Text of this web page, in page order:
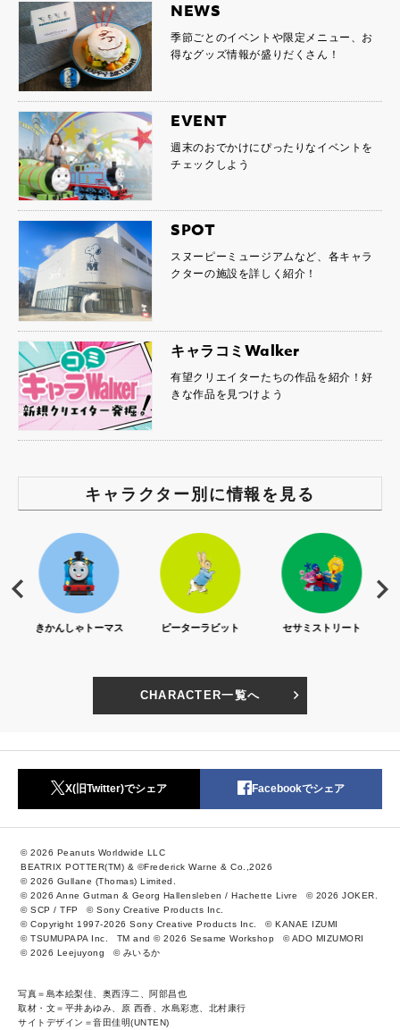
NEWS
季節ごとのイベントや限定メニュー、お
得なグッズ情報が盛りだくさん！
EVENT
週末のおでかけにぴったりなイベントを
チェックしよう
SPOT
スヌーピーミュージアムなど、各キャラ
クターの施設を詳しく紹介！
キャラコミWalker
有望クリエイターたちの作品を紹介！好
きな作品を見つけよう
キャラクター別に情報を見る
きかんしゃトーマス ピーターラビット セサミストリート
CHARACTER一覧へ
X(旧Twitter)でシェア Facebookでシェア
© 2026 Peanuts Worldwide LLC
BEATRIX POTTER(TM) & ©Frederick Warne & Co.,2026
© 2026 Gullane (Thomas) Limited.
© 2026 Anne Gutman & Georg Hallensleben / Hachette Livre
© 2026 JOKER.
© SCP / TFP
© Sony Creative Products Inc.
© Copyright 1997-2026 Sony Creative Products Inc.
© KANAE IZUMI
© TSUMUPAPA Inc.
TM and © 2026 Sesame Workshop
© ADO MIZUMORI
© 2026 Leejuyong
© みいるか
写真＝島本絵梨佳、奥西淳二、阿部昌也
取材・文＝平井あゆみ、原 西香、水島彩恵、北村康行
サイトデザイン＝音田佳明(UNTEN)